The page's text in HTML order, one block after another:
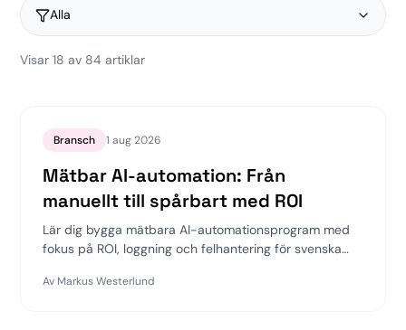
Alla
Visar18 av 84 artiklar
Bransch 1 aug 2026
Mätbar AI-automation: Från
manuellt till spårbart med ROI
Lär dig bygga mätbara AI-automationsprogram med
fokus på ROI, loggning och felhantering för svenska
tid för innovation.
Av Markus Westerlund